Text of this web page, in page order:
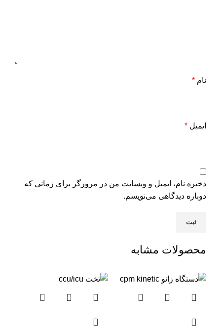
نام *
ایمیل *
ذخیره نام، ایمیل و وبسایت من در مرورگر برای زمانی که
دوباره دیدگاهی می‌نویسم.
محصولات مشابه